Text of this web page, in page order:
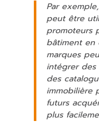
Par
peut être
promoteurs
bâtiment en
marques
intégrer des
des
immobilière
futurs
plus